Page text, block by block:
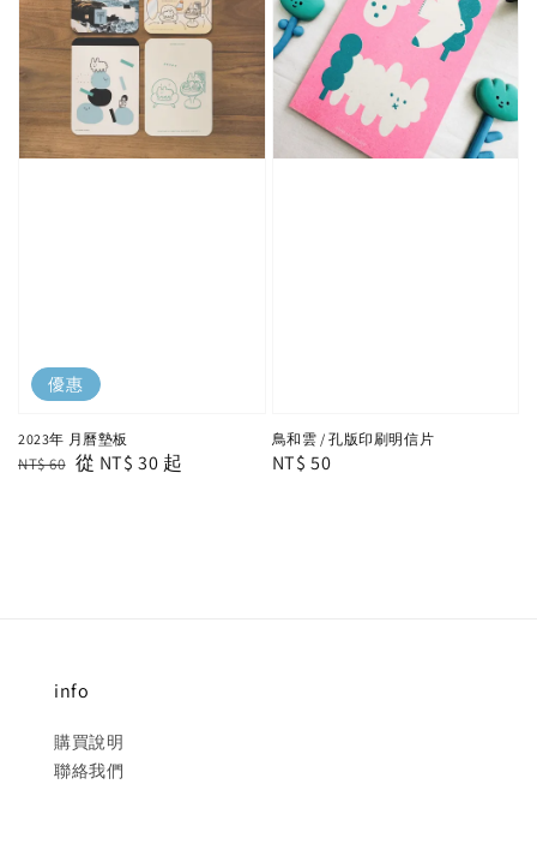
優惠
2023年 月曆墊板
Regular
NT$ 60 Sale
從 NT$ 30 起
鳥和雲 / 孔版印刷明信片
Regular
NT$ 50
info
購買說明
聯絡我們